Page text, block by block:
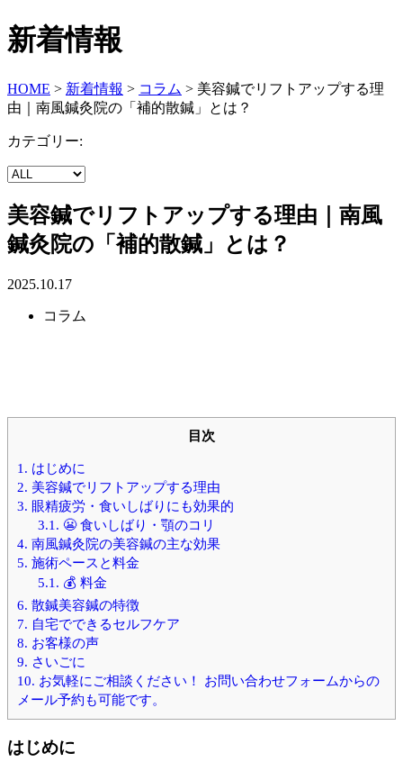
新着情報
HOME > 新着情報 > コラム > 美容鍼でリフトアップする理
由｜南風鍼灸院の「補的散鍼」とは？
カテゴリー:
美容鍼でリフトアップする理由｜南風
鍼灸院の「補的散鍼」とは？
2025.10.17
コラム
目次
1. はじめに
2. 美容鍼でリフトアップする理由
3. 眼精疲労・食いしばりにも効果的
3.1. 😬 食いしばり・顎のコリ
4. 南風鍼灸院の美容鍼の主な効果
5. 施術ペースと料金
5.1. 💰 料金
6. 散鍼美容鍼の特徴
7. 自宅でできるセルフケア
8. お客様の声
9. さいごに
10. お気軽にご相談ください！ お問い合わせフォームからの
メール予約も可能です。
はじめに